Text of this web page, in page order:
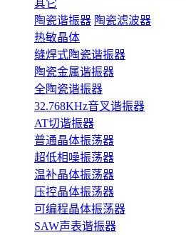
其它
陶瓷谐振器 陶瓷滤波器
热敏晶体
缝焊式陶瓷谐振器
陶瓷金属谐振器
全陶瓷谐振器
32.768KHz音叉谐振器
AT切谐振器
普通晶体振荡器
超低相噪振荡器
温补晶体振荡器
压控晶体振荡器
可编程晶体振荡器
SAW声表谐振器